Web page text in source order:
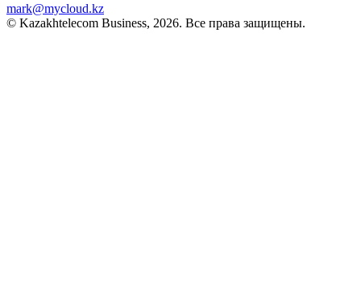
mark@mycloud.kz
© Kazakhtelecom Business, 2026. Все права защищены.